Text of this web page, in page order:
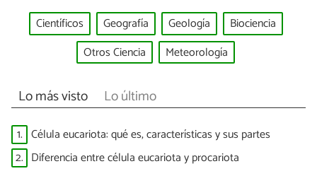
Científicos Geografía Geología
Biociencia
Otros Ciencia
Meteorología
Lo más visto Lo último
1. Célula eucariota: qué es, características y sus partes
2. Diferencia entre célula eucariota y procariota